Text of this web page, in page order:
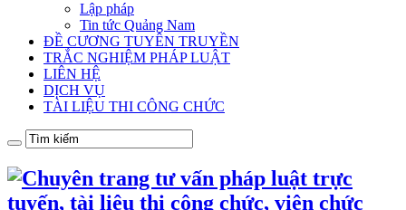
Lập pháp
Tin tức Quảng Nam
ĐỀ CƯƠNG TUYÊN TRUYỀN
TRẮC NGHIỆM PHÁP LUẬT
LIÊN HỆ
DỊCH VỤ
TÀI LIỆU THI CÔNG CHỨC